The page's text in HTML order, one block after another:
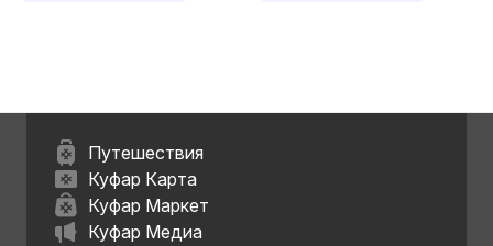
Путешествия
Куфар Карта
Куфар Маркет
Куфар Медиа